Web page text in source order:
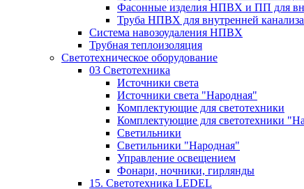
Фасонные изделия НПВХ и ПП для
Труба НПВХ для внутренней
Система навозоудаления НПВХ
Трубная теплоизоляция
Светотехническое оборудование
03 Светотехника
Источники света
Источники света "Народная"
Комплектующие для светотехники
Комплектующие для светотехники
Светильники
Светильники "Народная"
Управление освещением
Фонари, ночники, гирлянды
15. Светотехника LEDEL